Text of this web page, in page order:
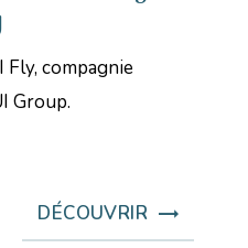
Fly, compagnie
Group.
DÉCOUVRIR